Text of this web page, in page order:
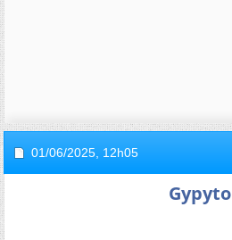
01/06/2025, 12h05
Gypyto